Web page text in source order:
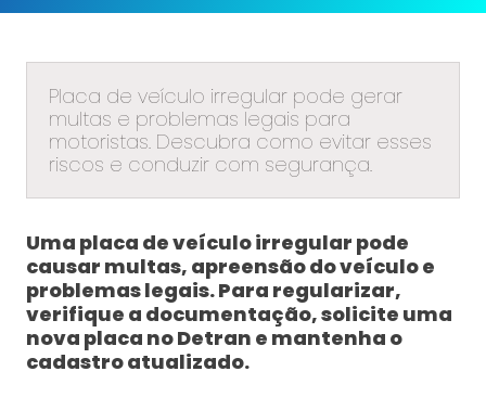
Placa de veículo irregular pode gerar
multas e problemas legais para
motoristas. Descubra como evitar esses
riscos e conduzir com segurança.
Uma placa de veículo irregular pode
causar multas, apreensão do veículo e
problemas legais. Para regularizar,
verifique a documentação, solicite uma
nova placa no Detran e mantenha o
cadastro atualizado.